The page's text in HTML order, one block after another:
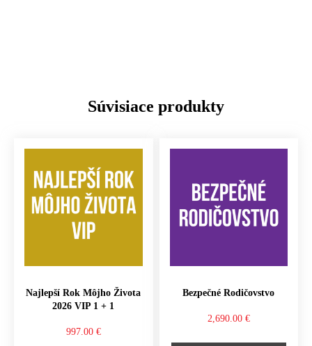
Súvisiace produkty
Najlepší Rok Môjho Života
2026 VIP 1 + 1
997.00 €
Bezpečné Rodičovstvo
2,690.00 €